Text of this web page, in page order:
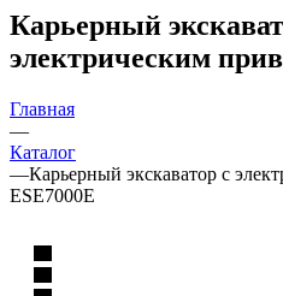
Карьерный
электрическим
Главная
—
Каталог
—Карьерный экскаватор с
ESE7000E